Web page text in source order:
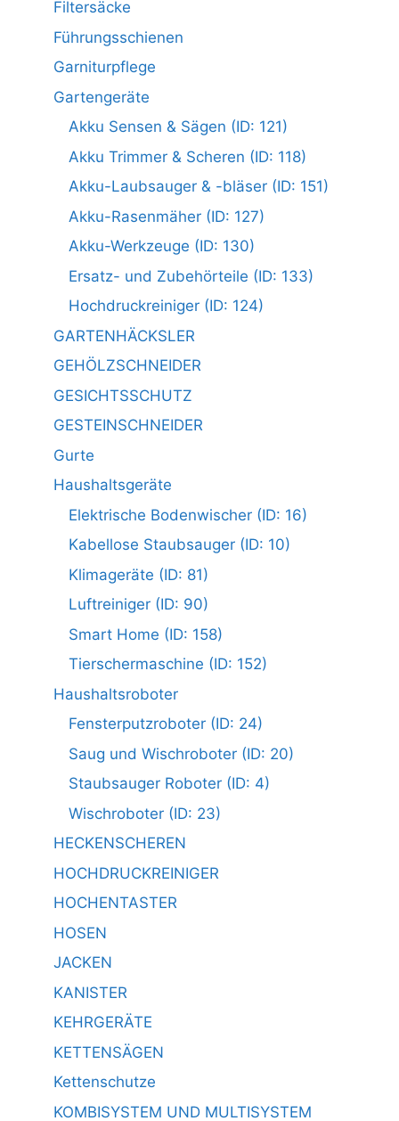
Filtersäcke
Führungsschienen
Garniturpflege
Gartengeräte
Akku Sensen & Sägen (ID: 121)
Akku Trimmer & Scheren (ID: 118)
Akku-Laubsauger & -bläser (ID: 151)
Akku-Rasenmäher (ID: 127)
Akku-Werkzeuge (ID: 130)
Ersatz- und Zubehörteile (ID: 133)
Hochdruckreiniger (ID: 124)
GARTENHÄCKSLER
GEHÖLZSCHNEIDER
GESICHTSSCHUTZ
GESTEINSCHNEIDER
Gurte
Haushaltsgeräte
Elektrische Bodenwischer (ID: 16)
Kabellose Staubsauger (ID: 10)
Klimageräte (ID: 81)
Luftreiniger (ID: 90)
Smart Home (ID: 158)
Tierschermaschine (ID: 152)
Haushaltsroboter
Fensterputzroboter (ID: 24)
Saug und Wischroboter (ID: 20)
Staubsauger Roboter (ID: 4)
Wischroboter (ID: 23)
HECKENSCHEREN
HOCHDRUCKREINIGER
HOCHENTASTER
HOSEN
JACKEN
KANISTER
KEHRGERÄTE
KETTENSÄGEN
Kettenschutze
KOMBISYSTEM UND MULTISYSTEM